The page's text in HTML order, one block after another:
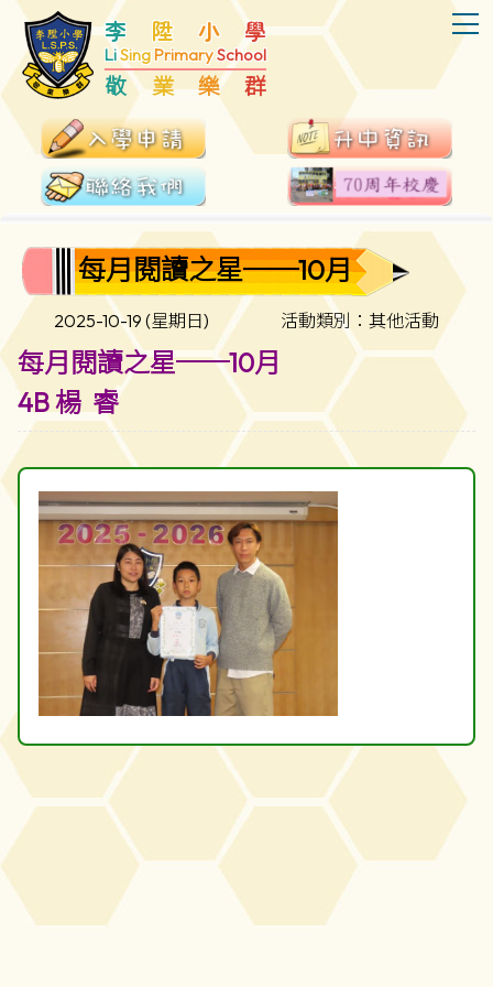
李 陞 小 學
LiSingPrimarySchool
敬 業 樂 群
每月閱讀之星──10月
2025-10-19 (星期日) 活動類別：其他活動
每月閱讀之星──10月
4B 楊 睿